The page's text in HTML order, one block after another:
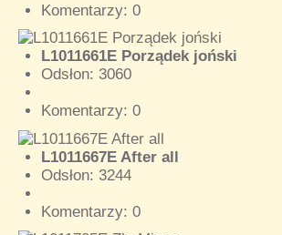
Komentarzy: 0
L1011661E Porządek joński
Odsłon: 3060
Komentarzy: 0
L1011667E After all
Odsłon: 3244
Komentarzy: 0